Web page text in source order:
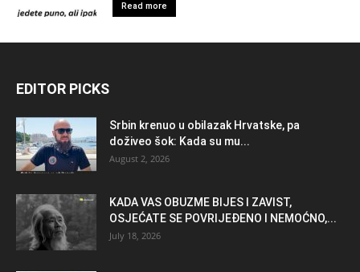
Read more
EDITOR PICKS
Srbin krenuo u obilazak Hrvatske, pa
doživeo šok: Kada su mu...
August 2, 2026
KADA VAS OBUZME BIJES I ZAVIST,
OSJEĆATE SE POVRIJEĐENO I NEMOĆNO,...
July 18, 2026